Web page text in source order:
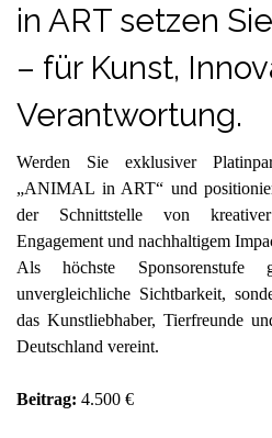
in ART setzen
– für Kunst,
Verantwortung.
Werden Sie exklusiver
„ANIMAL in ART“ und
der Schnittstelle von
Engagement und nachhaltigem
Als höchste
unvergleichliche Sichtbarkeit,
das Kunstliebhaber, Tierfreunde
Deutschland vereint.
Beitrag: 4.500 €